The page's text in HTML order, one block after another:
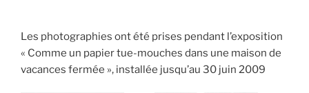
Les photographies ont été prises pendant l’exposition
« Comme un papier tue-mouches dans une maison de
vacances fermée », installée jusqu’au 30 juin 2009